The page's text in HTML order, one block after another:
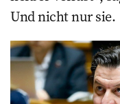
Und nicht nur sie.